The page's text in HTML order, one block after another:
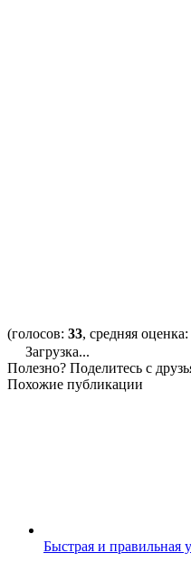
(голосов: 33, средняя оценка:
Загрузка...
Полезно? Поделитесь с
Похожие публикации
Быстрая и правильная